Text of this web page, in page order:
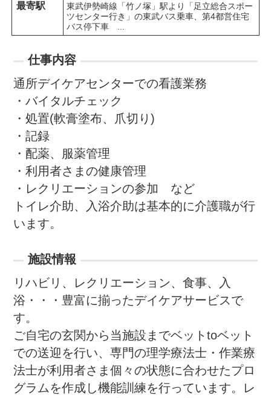
最寄駅
東武伊勢崎線「竹ノ塚」駅より「足立総合スポー
ツセンター行き」の東武バス乗車、第4都営住宅
バス停下車　...
仕事内容
通所デイケアセンターでの看護業務
・バイタルチェック
・処置(軟膏塗布、爪切り)
・記録
・配薬、服薬管理
・利用者さまの健康管理
・レクリエーションの参加　など
トイレ介助、入浴介助は基本的に介護職が行
います。
施設情報
リハビリ、レクリエーション、食事、入
浴・・・豊富に揃ったデイケアサービスで
す。
ご自宅の玄関から当施設までベットtoベット
での送迎を行い、専門の理学療法士・作業療
法士が利用者さま個々の状態に合わせたプロ
グラムを作成し機能訓練を行っています。レ